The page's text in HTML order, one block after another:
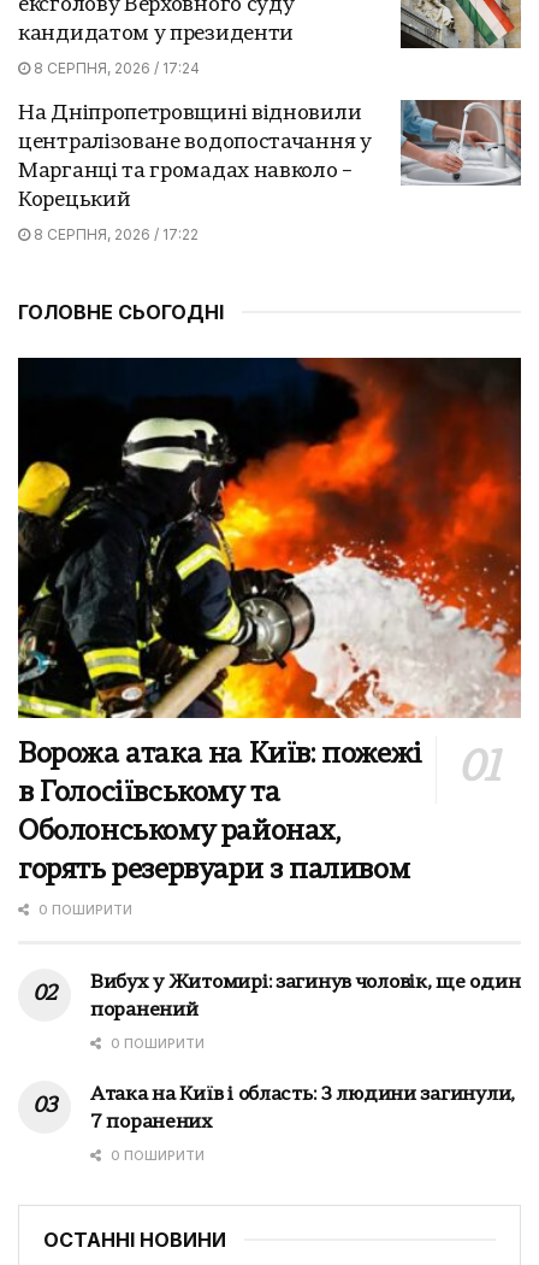
ексголову Верховного суду
кандидатом у президенти
8 СЕРПНЯ, 2026 / 17:24
На Дніпропетровщині відновили
централізоване водопостачання у
Марганці та громадах навколо –
Корецький
8 СЕРПНЯ, 2026 / 17:22
ГОЛОВНЕ СЬОГОДНІ
Ворожа атака на Київ: пожежі
в Голосіївському та
Оболонському районах,
горять резервуари з паливом
0 ПОШИРИТИ
Вибух у Житомирі: загинув чоловік, ще один
поранений
0 ПОШИРИТИ
Атака на Київ і область: 3 людини загинули,
7 поранених
0 ПОШИРИТИ
ОСТАННІ НОВИНИ